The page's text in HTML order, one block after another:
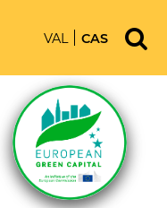
VAL CAS